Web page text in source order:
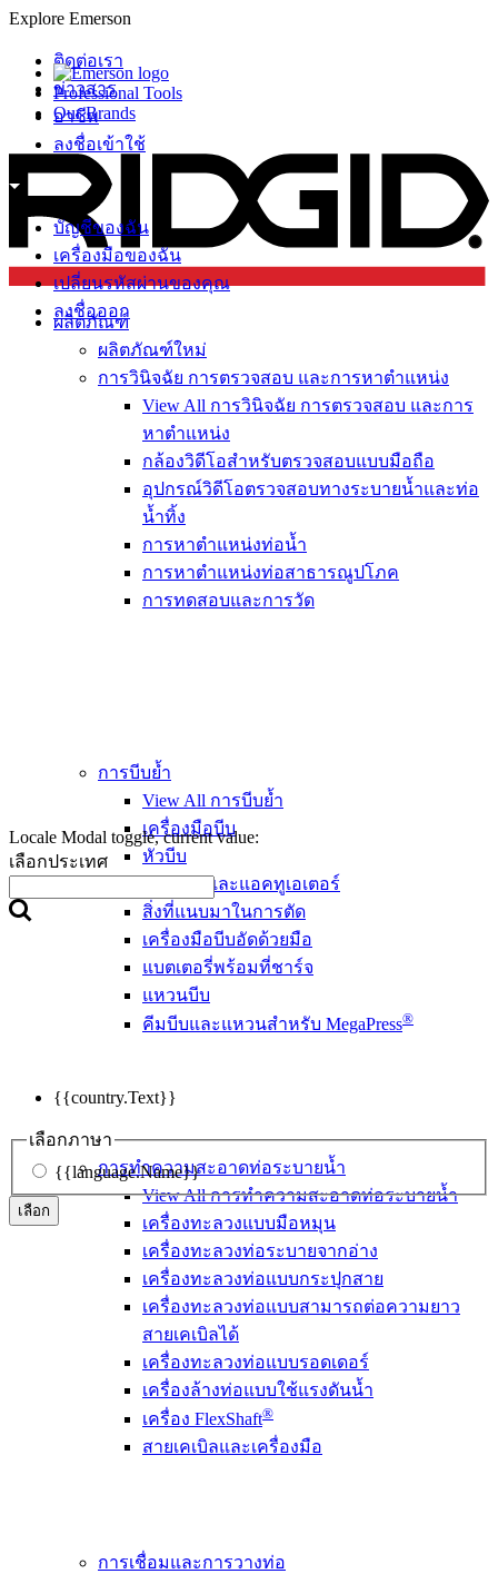
Explore Emerson
Professional Tools
Our Brands
ติดต่อเรา
ข่าวสาร
อาชีพ
ลงชื่อเข้าใช้
บัญชีของฉัน
เครื่องมือของฉัน
เปลี่ยนรหัสผ่านของคุณ
ลงชื่อออก
Locale Modal toggle, current value:
เลือกประเทศ
{{country.Text}}
เลือกภาษา
{{language.Name}}
เลือก
ผลิตภัณฑ์
ผลิตภัณฑ์ใหม่
การวินิจฉัย การตรวจสอบ และการหาตำแหน่ง
View All การวินิจฉัย การตรวจสอบ และการ
หาตำแหน่ง
กล้องวิดีโอสำหรับตรวจสอบแบบมือถือ
อุปกรณ์วิดีโอตรวจสอบทางระบายน้ำและท่อ
น้ำทิ้ง
การหาตำแหน่งท่อน้ำ
การหาตำแหน่งท่อสาธารณูปโภค
การทดสอบและการวัด
การบีบย้ำ
View All การบีบย้ำ
เครื่องมือบีบ
หัวบีบ
วงแหวนและแอคทูเอเตอร์
สิ่งที่แนบมาในการตัด
เครื่องมือบีบอัดด้วยมือ
แบตเตอรี่พร้อมที่ชาร์จ
แหวนบีบ
คีมบีบและแหวนสำหรับ MegaPress®
การทำความสะอาดท่อระบายน้ำ
View All การทำความสะอาดท่อระบายน้ำ
เครื่องทะลวงแบบมือหมุน
เครื่องทะลวงท่อระบายจากอ่าง
เครื่องทะลวงท่อแบบกระปุกสาย
เครื่องทะลวงท่อแบบสามารถต่อความยาว
สายเคเบิลได้
เครื่องทะลวงท่อแบบรอดเดอร์
เครื่องล้างท่อแบบใช้แรงดันน้ำ
เครื่อง FlexShaft®
สายเคเบิลและเครื่องมือ
การเชื่อมและการวางท่อ